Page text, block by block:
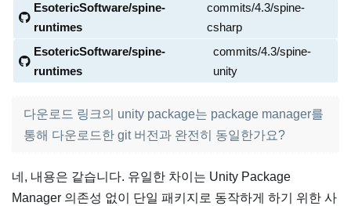
EsotericSoftware/spine-
runtimes
commits/4.3/spine-
csharp
EsotericSoftware/spine-
runtimes
commits/4.3/spine-
unity
다운로드 링크의 unity package는 package manager를
통해 다운로드한 git 버전과 완전히 동일한가요?
네, 내용은 같습니다. 유일한 차이는 Unity Package
Manager 의존성 없이 단일 패키지로 동작하게 하기 위한 사